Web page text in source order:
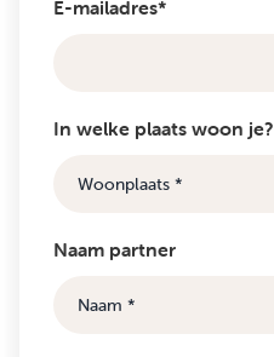
E-mailadres*
In welke plaats woon je?
Naam partner